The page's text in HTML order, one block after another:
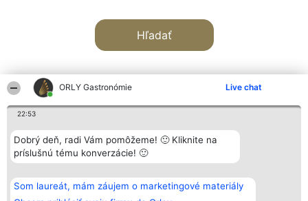
ORLY Gastronómie Live chat
22:53
Dobrý deň, radi Vám pomôžeme! 🙂 Kliknite na
príslušnú tému konverzácie! 🙂
Som laureát, mám záujem o marketingové materiály
Hľadať
Organizátor hodnotenia
Bright Side Solutions sp. z o.
o. sp. k.
Wrocław 50-079
KRS 0000749100 | Regon
381313360 | NIP 8943132676
Hodnotenie
Laureáti
Lista
Laureatów
Podmienky
Obchodné
Kontakt
Kontakt